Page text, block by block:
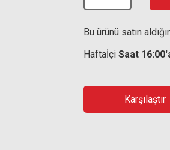
Bu ürünü satın
Haftaİçi Saat
Karşılaştır